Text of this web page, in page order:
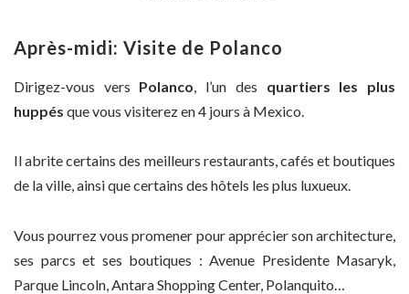
Après-midi: Visite de Polanco
Dirigez-vous vers Polanco, l’un des quartiers les plus
huppés que vous visiterez en 4 jours à Mexico.
Il abrite certains des meilleurs restaurants, cafés et boutiques
de la ville, ainsi que certains des hôtels les plus luxueux.
Vous pourrez vous promener pour apprécier son architecture,
ses parcs et ses boutiques : Avenue Presidente Masaryk,
Parque Lincoln, Antara Shopping Center, Polanquito…